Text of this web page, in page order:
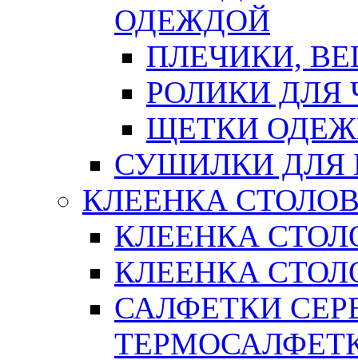
ОДЕЖДОЙ
ПЛЕЧИКИ,
РОЛИКИ ДЛЯ
ЩЕТКИ
СУШИЛКИ ДЛЯ
КЛЕЕНКА
КЛЕЕНКА
КЛЕЕНКА
САЛФЕТКИ